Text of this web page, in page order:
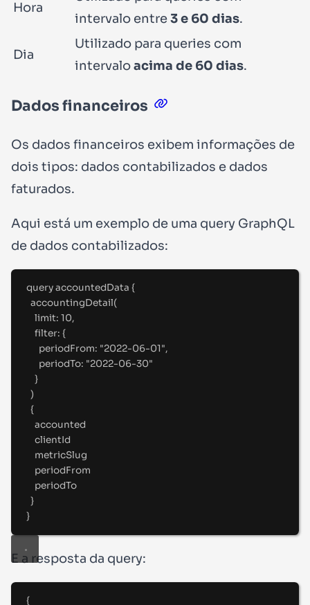
Hora
intervalo entre3 e 60 dias.
Dia
Utilizado para queries com
intervaloacima de 60 dias.
Dados financeiros
Os dados financeiros exibem informações de
dois tipos: dados contabilizados e dados
faturados.
Aqui está um exemplo de uma query GraphQL
de dados contabilizados:
query accountedData {
accountingDetail(
limit: 10,
filter: {
periodFrom: "2022-06-01",
periodTo: "2022-06-30"
}
)
{
accounted
clientId
metricSlug
periodFrom
periodTo
}
}
E a resposta da query:
{